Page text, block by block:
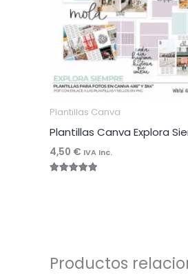
Plantillas Canva
Plantillas Canva Explora
4,50 € IVA Inc.
Productos